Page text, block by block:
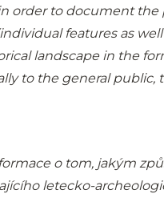
in order to document
features as
landscape in the
to the general
o tom, jakým
letecko-